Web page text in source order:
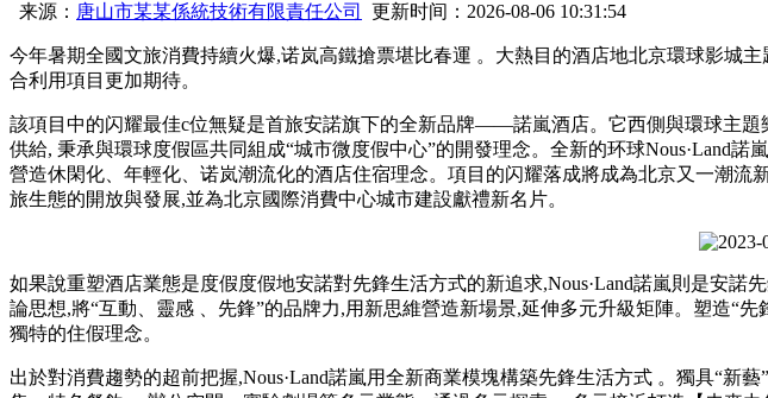
来源： 唐山市某某係統技術有限責任公司 更新时间：2026-08-06 10:31:54
今年暑期全國文旅消費持續火爆,诺岚高鐵搶票堪比春運  。大熱目的酒店地北京環球影
合利用項目更加期待。
該項目中的闪耀最佳c位無疑是首旅安諾旗下的全新品牌——諾嵐酒店。它西側與環球
供給, 秉承與環球度假區共同組成“城市微度假中心”的開發理念。全新的环球Nous·Land諾嵐
營造休閑化 、年輕化 、诺岚潮流化的酒店住宿理念。項目的闪耀落成將成為北京又一潮流新
旅生態的開放與發展,並為北京國際消費中心城市建設獻禮新名片。
如果說重塑酒店業態是度假度假地安諾對先鋒生活方式的新追求,Nous·Land諾嵐則是安諾
論思想,將“互動 、靈感 、先鋒”的品牌力,用新思維營造新場景,延伸多元升級矩陣。塑造“先
獨特的住假理念。
出於對消費趨勢的超前把握,Nous·Land諾嵐用全新商業模塊構築先鋒生活方式  。獨具“新藝”與“